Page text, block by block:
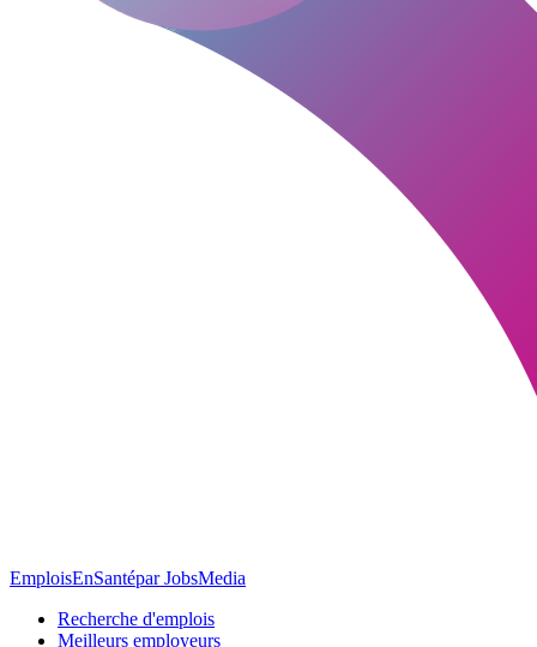
EmploisEnSantépar JobsMedia
Recherche d'emplois
Meilleurs employeurs